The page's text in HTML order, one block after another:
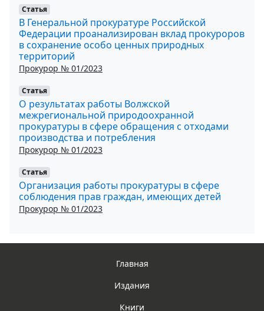
Статья
В Генеральной прокуратуре Российской
Федерации проанализирован вклад прокуроров
в сохранение особо ценных природных
территорий
Прокурор № 01/2023
Статья
О результатах работы Волжской
межрегиональной природоохранной
прокуратуры в сфере обращения с отходами
производства и потребления
Прокурор № 01/2023
Статья
Организация работы прокуратуры в сфере
соблюдения прав граждан, имеющих детей
Прокурор № 01/2023
Главная
Издания
Книги